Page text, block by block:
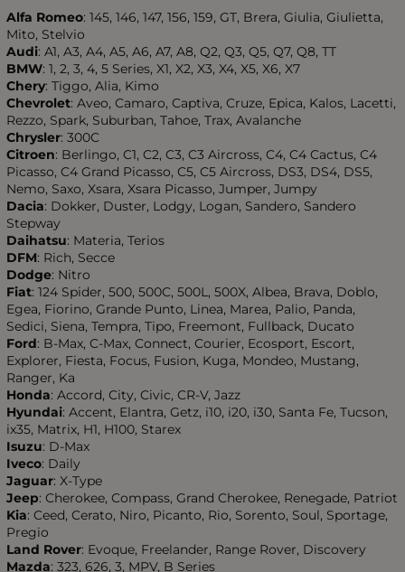
Alfa Romeo: 145, 146, 147, 156, 159, GT, Brera, Giulia, Giulietta,
Mito, Stelvio
Audi: A1, A3, A4, A5, A6, A7, A8, Q2, Q3, Q5, Q7, Q8, TT
BMW: 1, 2, 3, 4, 5 Series, X1, X2, X3, X4, X5, X6, X7
Chery: Tiggo, Alia, Kimo
Chevrolet: Aveo, Camaro, Captiva, Cruze, Epica, Kalos, Lacetti,
Rezzo, Spark, Suburban, Tahoe, Trax, Avalanche
Chrysler: 300C
Citroen: Berlingo, C1, C2, C3, C3 Aircross, C4, C4 Cactus, C4
Picasso, C4 Grand Picasso, C5, C5 Aircross, DS3, DS4, DS5,
Nemo, Saxo, Xsara, Xsara Picasso, Jumper, Jumpy
Dacia: Dokker, Duster, Lodgy, Logan, Sandero, Sandero
Stepway
Daihatsu: Materia, Terios
DFM: Rich, Secce
Dodge: Nitro
Fiat: 124 Spider, 500, 500C, 500L, 500X, Albea, Brava, Doblo,
Egea, Fiorino, Grande Punto, Linea, Marea, Palio, Panda,
Sedici, Siena, Tempra, Tipo, Freemont, Fullback, Ducato
Ford: B-Max, C-Max, Connect, Courier, Ecosport, Escort,
Explorer, Fiesta, Focus, Fusion, Kuga, Mondeo, Mustang,
Ranger, Ka
Honda: Accord, City, Civic, CR-V, Jazz
Hyundai: Accent, Elantra, Getz, i10, i20, i30, Santa Fe, Tucson,
ix35, Matrix, H1, H100, Starex
Isuzu: D-Max
Iveco: Daily
Jaguar: X-Type
Jeep: Cherokee, Compass, Grand Cherokee, Renegade, Patriot
Kia: Ceed, Cerato, Niro, Picanto, Rio, Sorento, Soul, Sportage,
Pregio
Land Rover: Evoque, Freelander, Range Rover, Discovery
Mazda: 323, 626, 3, MPV, B Series